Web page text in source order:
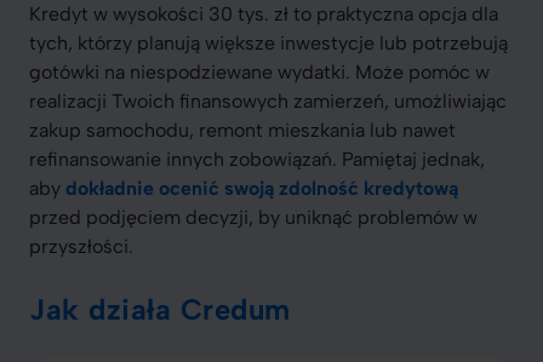
Kredyt w wysokości 30 tys. zł to praktyczna opcja dla
tych, którzy planują większe inwestycje lub potrzebują
gotówki na niespodziewane wydatki. Może pomóc w
realizacji Twoich finansowych zamierzeń, umożliwiając
zakup samochodu, remont mieszkania lub nawet
refinansowanie innych zobowiązań. Pamiętaj jednak,
aby dokładnie ocenić swoją zdolność kredytową
przed podjęciem decyzji, by uniknąć problemów w
przyszłości.
Jak działa Credum